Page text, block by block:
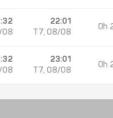
08
22:01
T7, 08/08
0h
08
23:01
T7, 08/08
0h